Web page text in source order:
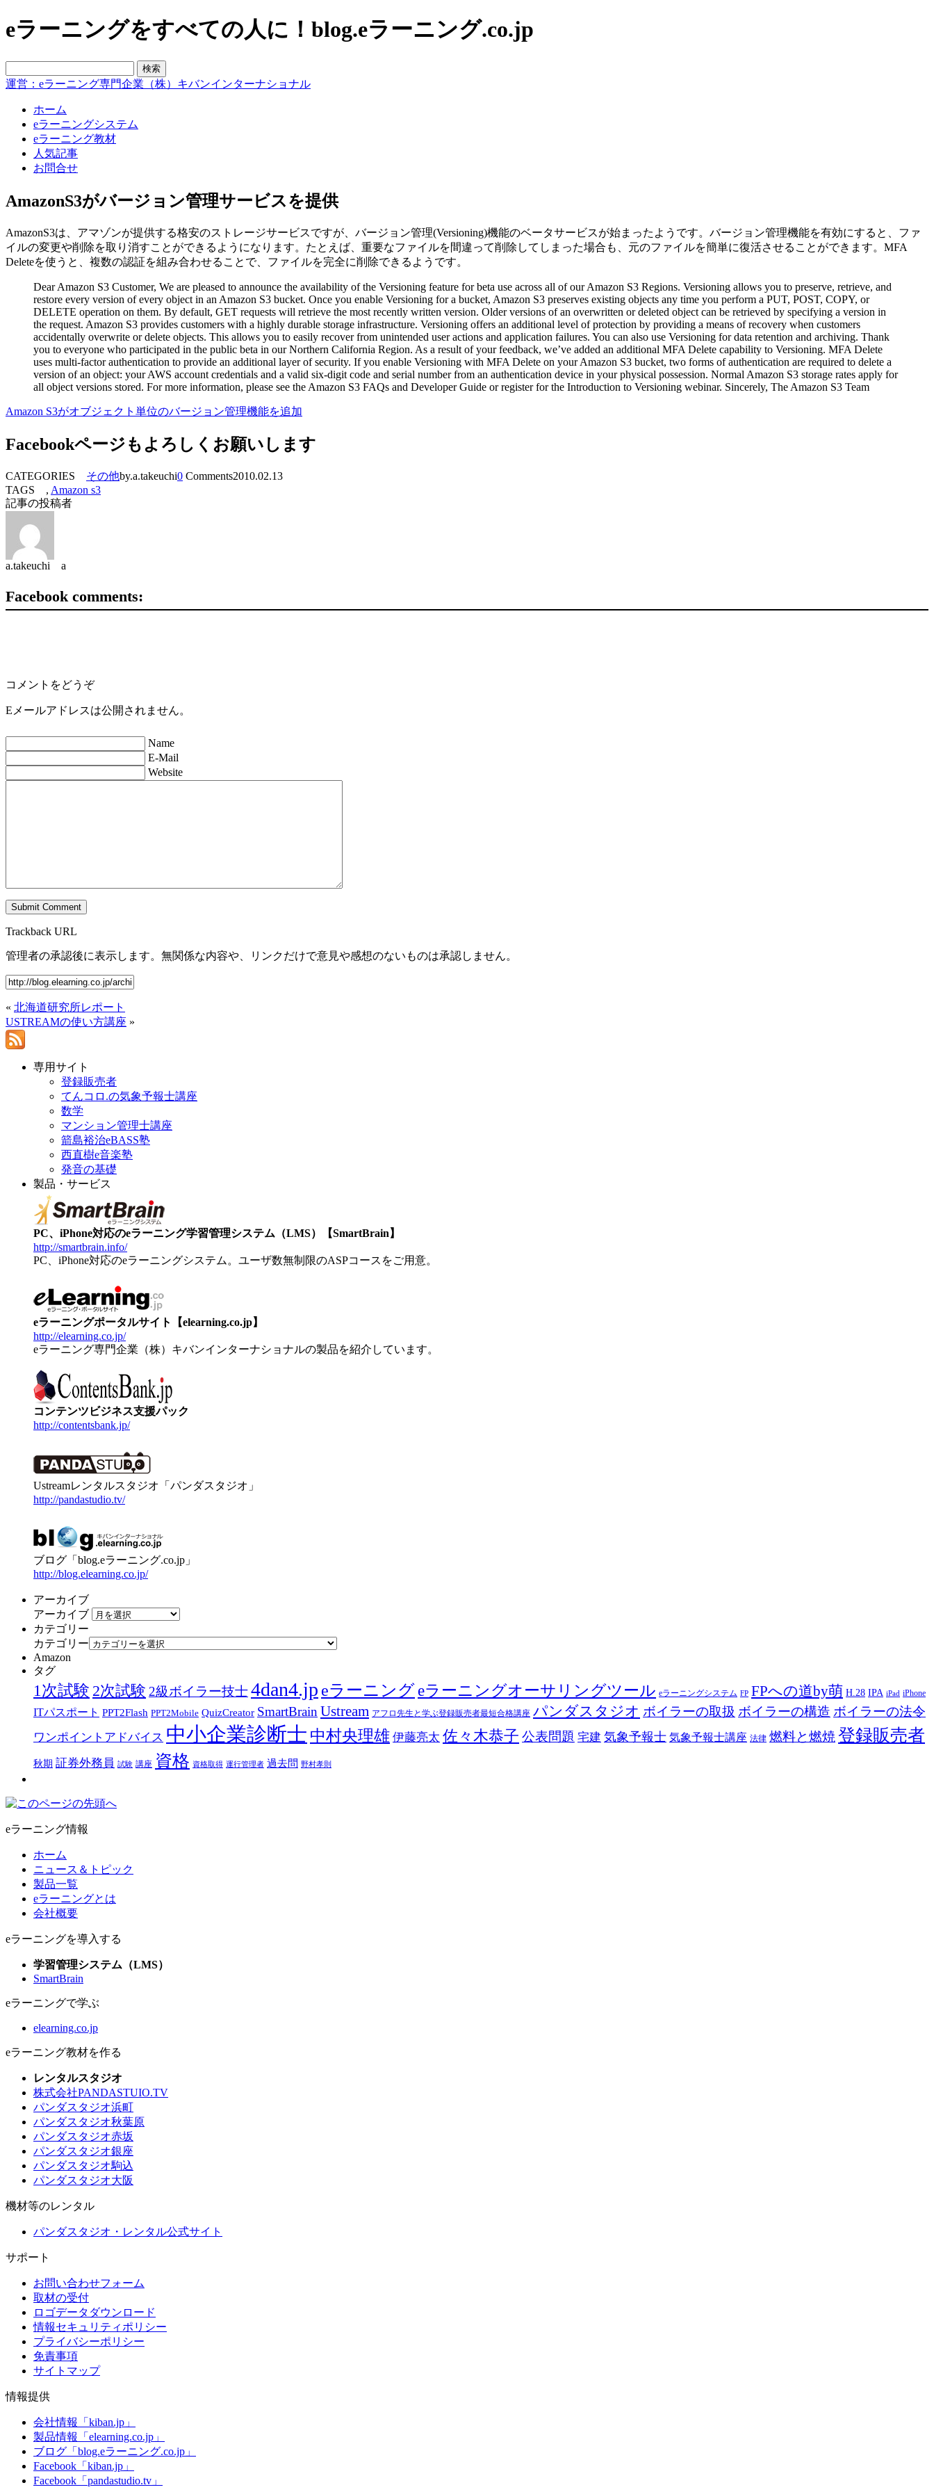
eラーニングをすべての人に！blog.eラーニング.co.jp
運営：eラーニング専門企業（株）キバンインターナショナル
ホーム
eラーニングシステム
eラーニング教材
人気記事
お問合せ
AmazonS3がバージョン管理サービスを提供
AmazonS3は、アマゾンが提供する格安のストレージサービスですが、バージョン管理(Versioning)機能のベータサービスが始まったようです。バージョン管理機能を有効にすると、ファ
イルの変更や削除を取り消すことができるようになります。たとえば、重要なファイルを間違って削除してしまった場合も、元のファイルを簡単に復活させることができます。MFA
Deleteを使うと、複数の認証を組み合わせることで、ファイルを完全に削除できるようです。
Dear Amazon S3 Customer, We are pleased to announce the availability of the Versioning feature for beta use across all of our Amazon S3 Regions. Versioning allows you to preserve, retrieve, and
restore every version of every object in an Amazon S3 bucket. Once you enable Versioning for a bucket, Amazon S3 preserves existing objects any time you perform a PUT, POST, COPY, or
DELETE operation on them. By default, GET requests will retrieve the most recently written version. Older versions of an overwritten or deleted object can be retrieved by specifying a version in
the request. Amazon S3 provides customers with a highly durable storage infrastructure. Versioning offers an additional level of protection by providing a means of recovery when customers
accidentally overwrite or delete objects. This allows you to easily recover from unintended user actions and application failures. You can also use Versioning for data retention and archiving. Thank
you to everyone who participated in the public beta in our Northern California Region. As a result of your feedback, we’ve added an additional MFA Delete capability to Versioning. MFA Delete
uses multi-factor authentication to provide an additional layer of security. If you enable Versioning with MFA Delete on your Amazon S3 bucket, two forms of authentication are required to delete a
version of an object: your AWS account credentials and a valid six-digit code and serial number from an authentication device in your physical possession. Normal Amazon S3 storage rates apply for
all object versions stored. For more information, please see the Amazon S3 FAQs and Developer Guide or register for the Introduction to Versioning webinar. Sincerely, The Amazon S3 Team
Amazon S3がオブジェクト単位のバージョン管理機能を追加
Facebookページもよろしくお願いします
CATEGORIES その他by.a.takeuchi0 Comments2010.02.13
TAGS , Amazon s3
記事の投稿者
a.takeuchi a
Facebook comments:
コメントをどうぞ
Eメールアドレスは公開されません。
Name
E-Mail
Website
Trackback URL
管理者の承認後に表示します。無関係な内容や、リンクだけで意見や感想のないものは承認しません。
« 北海道研究所レポート
USTREAMの使い方講座 »
専用サイト
登録販売者
てんコロ.の気象予報士講座
数学
マンション管理士講座
箭島裕治eBASS塾
西直樹e音楽塾
発音の基礎
製品・サービス
PC、iPhone対応のeラーニング学習管理システム（LMS）【SmartBrain】
http://smartbrain.info/
PC、iPhone対応のeラーニングシステム。ユーザ数無制限のASPコースをご用意。
eラーニングポータルサイト【elearning.co.jp】
http://elearning.co.jp/
eラーニング専門企業（株）キバンインターナショナルの製品を紹介しています。
コンテンツビジネス支援パック
http://contentsbank.jp/
Ustreamレンタルスタジオ「パンダスタジオ」
http://pandastudio.tv/
ブログ「blog.eラーニング.co.jp」
http://blog.elearning.co.jp/
アーカイブ
アーカイブ
カテゴリー
カテゴリー
Amazon
タグ
1次試験 2次試験 2級ボイラー技士4dan4.jp eラーニング eラーニングオーサリングツール eラーニングシステム FP FPへの道by萌 H.28 IPA iPad iPhone
ITパスポート PPT2Flash PPT2Mobile QuizCreator SmartBrain Ustream アフロ先生と学ぶ登録販売者最短合格講座 パンダスタジオ ボイラーの取扱 ボイラーの構造 ボイラーの法令
ワンポイントアドバイス 中小企業診断士 中村央理雄 伊藤亮太 佐々木恭子 公表問題 宅建 気象予報士 気象予報士講座 法律 燃料と燃焼 登録販売者
秋期 証券外務員 試験 講座 資格 資格取得 運行管理者 過去問 野村孝則
eラーニング情報
ホーム
ニュース＆トピック
製品一覧
eラーニングとは
会社概要
eラーニングを導入する
学習管理システム（LMS）
SmartBrain
eラーニングで学ぶ
elearning.co.jp
eラーニング教材を作る
レンタルスタジオ
株式会社PANDASTUIO.TV
パンダスタジオ浜町
パンダスタジオ秋葉原
パンダスタジオ赤坂
パンダスタジオ銀座
パンダスタジオ駒込
パンダスタジオ大阪
機材等のレンタル
パンダスタジオ・レンタル公式サイト
サポート
お問い合わせフォーム
取材の受付
ロゴデータダウンロード
情報セキュリティポリシー
プライバシーポリシー
免責事項
サイトマップ
情報提供
会社情報「kiban.jp」
製品情報「elearning.co.jp」
ブログ「blog.eラーニング.co.jp」
Facebook「kiban.jp」
Facebook「pandastudio.tv」